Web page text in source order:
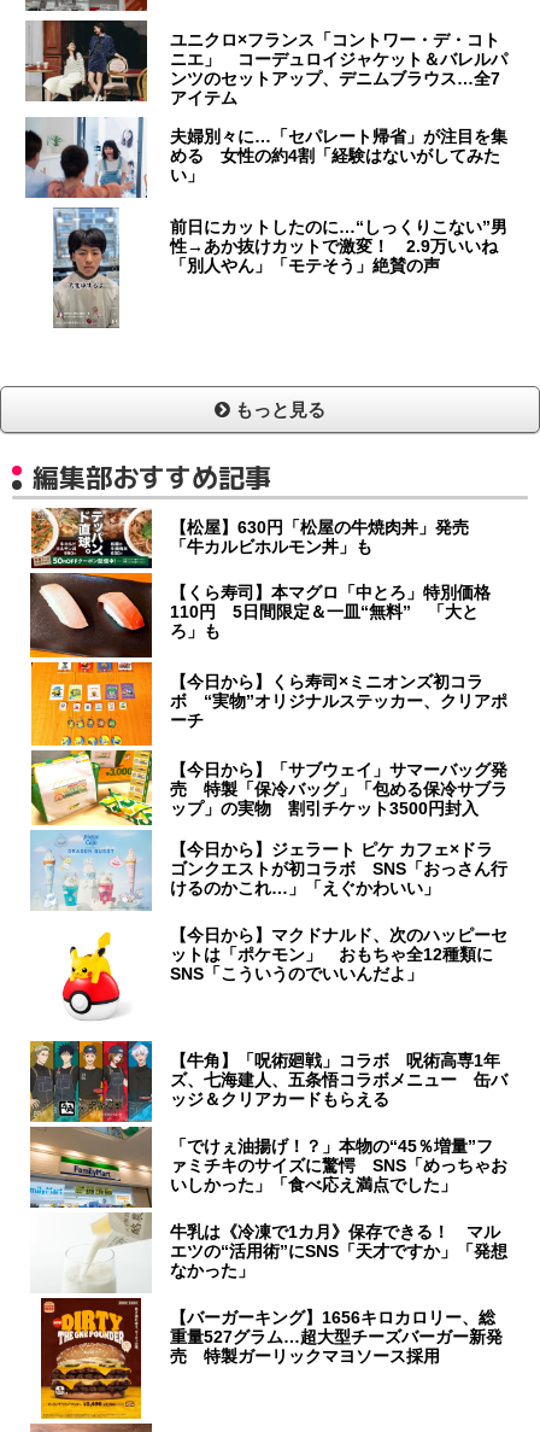
ユニクロ×フランス「コントワー・デ・コト
ニエ」 コーデュロイジャケット＆バレルパ
ンツのセットアップ、デニムブラウス…全7
アイテム
夫婦別々に…「セパレート帰省」が注目を集
める 女性の約4割「経験はないがしてみた
い」
前日にカットしたのに…“しっくりこない”男
性→あか抜けカットで激変！ 2.9万いいね
「別人やん」「モテそう」絶賛の声
もっと見る
編集部おすすめ記事
【松屋】630円「松屋の牛焼肉丼」発売
「牛カルビホルモン丼」も
【くら寿司】本マグロ「中とろ」特別価格
110円 5日間限定＆一皿“無料” 「大と
ろ」も
【今日から】くら寿司×ミニオンズ初コラ
ボ “実物”オリジナルステッカー、クリアポ
ーチ
【今日から】「サブウェイ」サマーバッグ発
売 特製「保冷バッグ」「包める保冷サブラ
ップ」の実物 割引チケット3500円封入
【今日から】ジェラート ピケ カフェ×ドラ
ゴンクエストが初コラボ SNS「おっさん行
けるのかこれ…」「えぐかわいい」
【今日から】マクドナルド、次のハッピーセ
ットは「ポケモン」 おもちゃ全12種類に
SNS「こういうのでいいんだよ」
【牛角】「呪術廻戦」コラボ 呪術高専1年
ズ、七海建人、五条悟コラボメニュー 缶バ
ッジ＆クリアカードもらえる
「でけぇ油揚げ！？」本物の“45％増量”フ
ァミチキのサイズに驚愕 SNS「めっちゃお
いしかった」「食べ応え満点でした」
牛乳は《冷凍で1カ月》保存できる！ マル
エツの“活用術”にSNS「天才ですか」「発想
なかった」
【バーガーキング】1656キロカロリー、総
重量527グラム…超大型チーズバーガー新発
売 特製ガーリックマヨソース採用